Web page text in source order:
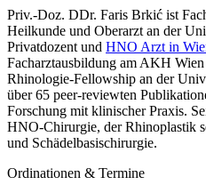
Priv.-Doz. DDr. Faris Brkić ist
Heilkunde und Oberarzt an der
Privatdozent und HNO Arzt in
Facharztausbildung am AKH
Rhinologie-Fellowship an der
über 65 peer-reviewten
Forschung mit klinischer Praxis.
HNO-Chirurgie, der Rhinoplastik
und Schädelbasischirurgie.
Ordinationen & Termine